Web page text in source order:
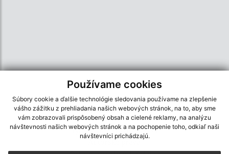
Používame cookies
Súbory cookie a ďalšie technológie sledovania používame na zlepšenie
vášho zážitku z prehliadania našich webových stránok, na to, aby sme
vám zobrazovali prispôsobený obsah a cielené reklamy, na analýzu
návštevnosti našich webových stránok a na pochopenie toho, odkiaľ naši
návštevníci prichádzajú.
Informácie o stránke:
Vyhlásenie o prístupnosti
Autorské práva